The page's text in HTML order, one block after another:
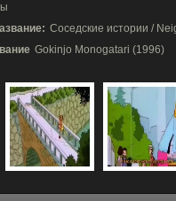
Соседские истории /
Gokinjo Monogatari (1996)